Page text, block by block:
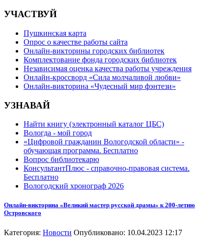
УЧАСТВУЙ
Пушкинская карта
Опрос о качестве работы сайта
Онлайн-викторины городских библиотек
Комплектование фонда городских библиотек
Независимая оценка качества работы учреждения
Онлайн-кроссворд «Сила молчаливой любви»
Онлайн-викторина «Чудесный мир фэнтези»
УЗНАВАЙ
Найти книгу (электронный каталог ЦБС)
Вологда - мой город
«Цифровой гражданин Вологодской области» -
обучающая программа. Бесплатно
Вопрос библиотекарю
КонсультантПлюс - справочно-правовая система.
Бесплатно
Вологодский хронограф 2026
Онлайн-викторина «Великий мастер русской драмы» к 200-летию
Островского
Категория: Новости Опубликовано: 10.04.2023 12:17